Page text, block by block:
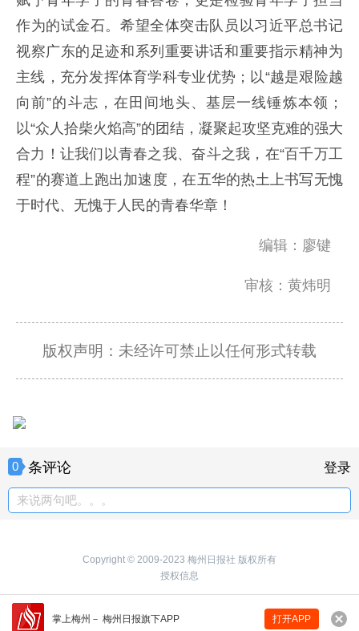
掌上梅州 － 梅州日报旗下APP 打开APP
作为的试金石。希望全体突击队员以习近平总书记
视察广东的足迹和系列重要讲话和重要指示精神为
主线，充分发挥体育学科专业优势；以“越是艰险越
向前”的斗志，在田间地头、基层一线锤炼本领；
以“众人拾柴火焰高”的团结，凝聚起攻坚克难的强大
合力！让我们以青春之我、奋斗之我，在“百千万工
程”的赛道上跑出加速度，在五华的热土上书写无愧
于时代、无愧于人民的青春华章！
编辑：廖键
审核：黄炜明
版权声明：未经许可禁止以任何形式转载
0 条评论 登录
来说两句吧。。。
来说两句吧...
Copyright © 2009-2023 梅州日报社 版权所有
授权信息